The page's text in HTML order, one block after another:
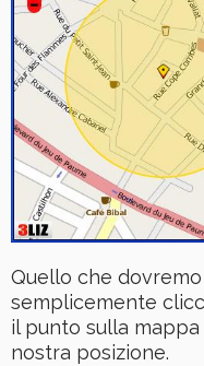
Quello che
semplicemente
il punto sulla
nostra posizione.